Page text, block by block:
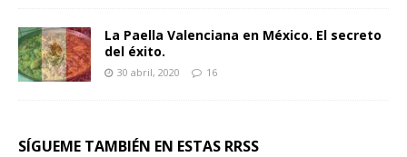
La Paella Valenciana en México. El secreto
del éxito.
30 abril, 2020 16
SÍGUEME TAMBIÉN EN ESTAS RRSS